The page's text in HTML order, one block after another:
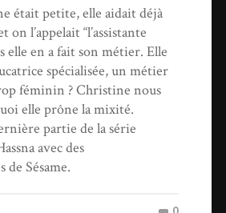
était petite, elle aidait déjà
l’appelait “l’assistante
elle en a fait son métier. Elle
spécialisée, un métier
féminin ? Christine nous
elle prône la mixité.
partie de la série
avec des
de Sésame.